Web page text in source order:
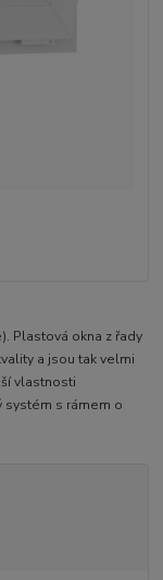
Plastová okna z řady
a jsou tak velmi
vlastnosti
systém s rámem o